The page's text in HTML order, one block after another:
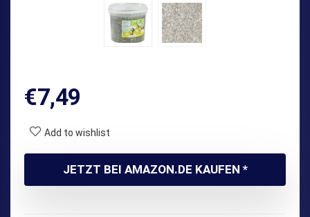
€7,49
Add to wishlist
JETZT BEI AMAZON.DE KAUFEN *